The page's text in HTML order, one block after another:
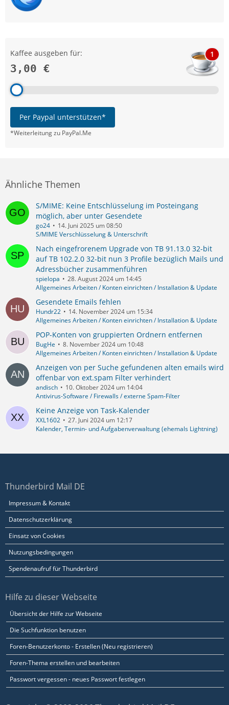
Kaffee ausgeben für:
3,00 €
1
Per Paypal unterstützen*
*Weiterleitung zu PayPal.Me
Ähnliche Themen
S/MIME: Keine Entschlüsselung im Posteingang
möglich, aber unter Gesendete
go24
14. Juni 2025 um 08:50
S/MIME Verschlüsselung & Unterschrift
Nach eingefrorenem Upgrade von TB 91.13.0 32-bit
auf TB 102.2.0 32-bit nun 3 Profile bezüglich Mails und
Adressbücher zusammenführen
spielopa
28. August 2024 um 14:45
Allgemeines Arbeiten / Konten einrichten / Installation & Update
Gesendete Emails fehlen
Hundr22
14. November 2024 um 15:34
Allgemeines Arbeiten / Konten einrichten / Installation & Update
POP-Konten von gruppierten Ordnern entfernen
BugHe
8. November 2024 um 10:48
Allgemeines Arbeiten / Konten einrichten / Installation & Update
Anzeigen von per Suche gefundenen alten emails wird
offenbar von ext.spam Filter verhindert
andisch
10. Oktober 2024 um 14:04
Antivirus-Software / Firewalls / externe Spam-Filter
Keine Anzeige von Task-Kalender
XXL1602
27. Juni 2024 um 12:17
Kalender, Termin- und Aufgabenverwaltung (ehemals Lightning)
Thunderbird Mail DE
Impressum & Kontakt
Datenschutzerklärung
Einsatz von Cookies
Nutzungsbedingungen
Spendenaufruf für Thunderbird
Hilfe zu dieser Webseite
Übersicht der Hilfe zur Webseite
Die Suchfunktion benutzen
Foren-Benutzerkonto - Erstellen (Neu registrieren)
Foren-Thema erstellen und bearbeiten
Passwort vergessen - neues Passwort festlegen